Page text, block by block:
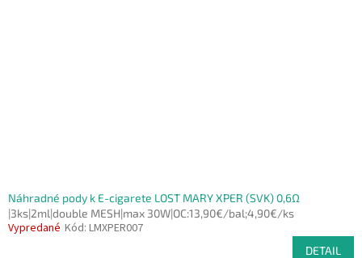
Náhradné pody k E-cigarete LOST MARY XPER (SVK) 0,6Ω
|3ks|2ml|double MESH|max 30W|OC:13,90€/bal;4,90€/ks
Vypredané Kód: LMXPER007
DETAIL